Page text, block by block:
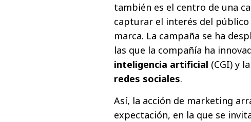
también es el centro de una
capturar el interés del
marca. La campaña se ha
las que la compañía ha
inteligencia artificial (CGI) y la
redes sociales.
Así, la acción de marketing
expectación, en la que se